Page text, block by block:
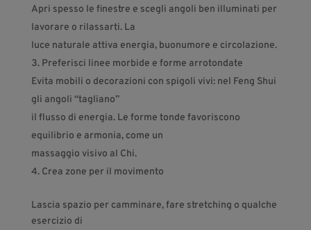
Apri spesso le finestre e scegli angoli ben illuminati per
lavorare o rilassarti. La
luce naturale attiva energia, buonumore e circolazione.
Preferisci linee morbide e forme arrotondate
Evita mobili o decorazioni con spigoli vivi: nel Feng Shui
gli angoli “tagliano”
il flusso di energia. Le forme tonde favoriscono
equilibrio e armonia, come un
massaggio visivo al Chi.
4. Crea zone per il movimento
Lascia spazio per camminare, fare stretching o qualche
esercizio di